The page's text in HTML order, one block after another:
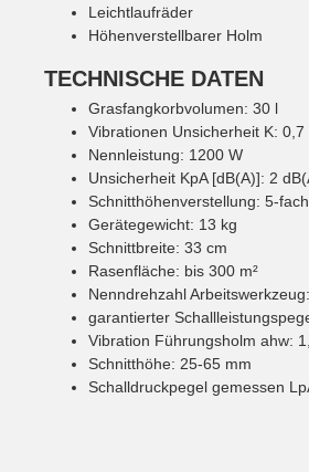
Leichtlaufräder
Höhenverstellbarer Holm
TECHNISCHE DATEN
Grasfangkorbvolumen: 30 l
Vibrationen Unsicherheit K: 0,7
Nennleistung: 1200 W
Unsicherheit KpA [dB(A)]: 2
Schnitthöhenverstellung: 5-
Gerätegewicht: 13 kg
Schnittbreite: 33 cm
Rasenfläche: bis 300 m²
Nenndrehzahl
garantierter
Vibration Führungsholm ahw:
Schnitthöhe: 25-65 mm
Schalldruckpegel gemessen